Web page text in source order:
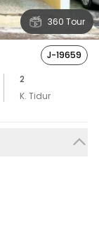
360 Tour
J-19659
2
K. Tidur